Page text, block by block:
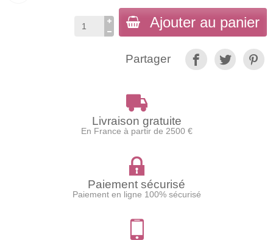
Ajouter au panier
Partager
Livraison gratuite
En France à partir de 2500 €
Paiement sécurisé
Paiement en ligne 100% sécurisé